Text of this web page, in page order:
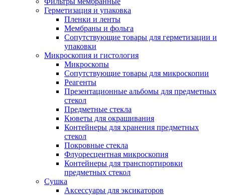
Герметизация и упаковка
Пленки и ленты
Мембраны и фольга
Сопутствующие товары для герметизации и
упаковки
Микроскопия и гистология
Микроскопы
Сопутствующие товары для микроскопии
Реагенты
Презентационные альбомы для предметных
стекол
Предметные стекла
Кюветы для окрашивания
Контейнеры для хранения предметных
стекол
Покровные стекла
Флуоресцентная микроскопия
Контейнеры для транспортировки
предметных стекол
Сушка
Аксессуары для эксикаторов